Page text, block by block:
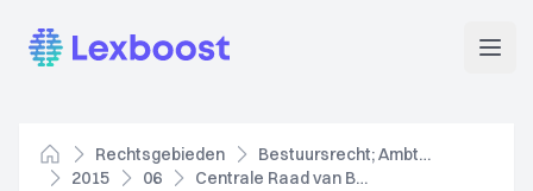
Lexboost
Home
Rechtsgebieden
Bestuursrecht; Ambtenarenrecht
2015
06
Centrale Raad van Beroep